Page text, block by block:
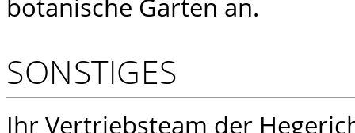
botanische Garten an.
SONSTIGES
Ihr Vertriebsteam der